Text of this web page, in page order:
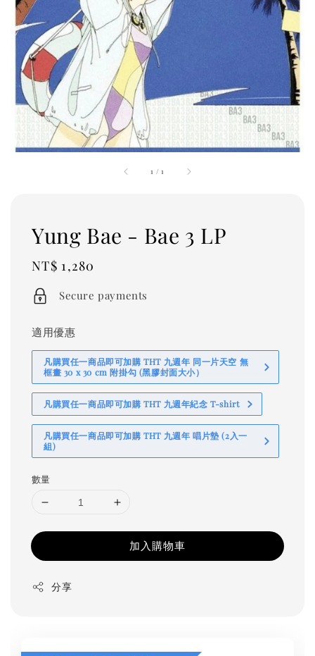
1 /1
Yung Bae - Bae 3 LP
Regular
price
NT$ 1,280
Secure payments
適用優惠
凡購買任一商品即可加購 THT 九週年 同一片天空 無
框畫 30 x 30 cm 附掛勾 (黑膠封面大小）
凡購買任一商品即可加購 THT 九週年紀念 T-shirt
凡購買任一商品即可加購 THT 九週年 唱片墊 (2入一
組)
數量
加入購物車
分享